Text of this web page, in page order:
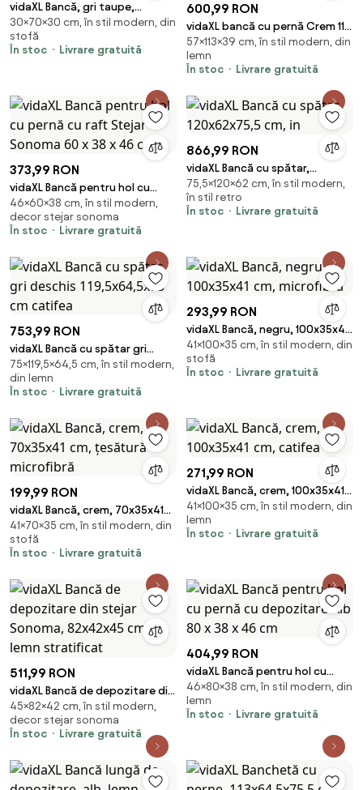
vidaXL Bancă, gri taupe,
70x30x30 cm, textil
30×70×30 cm, în stil modern, din
stofă
În stoc
Livrare gratuită
600,99 RON
vidaXL bancă cu pernă Crem 113
x 57 x 39 cm Catifea
57×113×39 cm, în stil modern, din
lemn
În stoc
Livrare gratuită
373,99 RON
vidaXL Bancă pentru hol cu
pernă cu raft Stejar Sonoma 60
x 38 x 46 cm
46×60×38 cm, în stil modern,
decor stejar sonoma
În stoc
Livrare gratuită
866,99 RON
vidaXL Bancă cu spătar,
120x62x75,5 cm, in
75,5×120×62 cm, în stil modern,
în stil retro
În stoc
Livrare gratuită
753,99 RON
vidaXL Bancă cu spătar gri
deschis 119,5x64,5x75 cm
catifea
75×119,5×64,5 cm, în stil modern,
din lemn
În stoc
Livrare gratuită
293,99 RON
vidaXL Bancă, negru, 100x35x41
cm, microfibră
41×100×35 cm, în stil modern, din
stofă
În stoc
Livrare gratuită
199,99 RON
vidaXL Bancă, crem, 70x35x41
cm, țesătură microfibră
41×70×35 cm, în stil modern, din
stofă
În stoc
Livrare gratuită
271,99 RON
vidaXL Bancă, crem, 100x35x41
cm, catifea
41×100×35 cm, în stil modern, din
lemn
În stoc
Livrare gratuită
511,99 RON
vidaXL Bancă de depozitare din
stejar Sonoma, 82x42x45 cm,
lemn stratificat
45×82×42 cm, în stil modern,
decor stejar sonoma
În stoc
Livrare gratuită
404,99 RON
vidaXL Bancă pentru hol cu
pernă cu depozitare Alb 80 x 38
x 46 cm
46×80×38 cm, în stil modern, din
lemn
În stoc
Livrare gratuită